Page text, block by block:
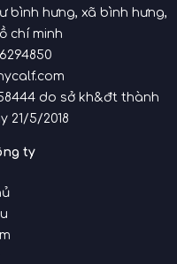
bình hưng, xã bình hưng,
chí minh
do sở kh&đt thành
21/5/2018
ty